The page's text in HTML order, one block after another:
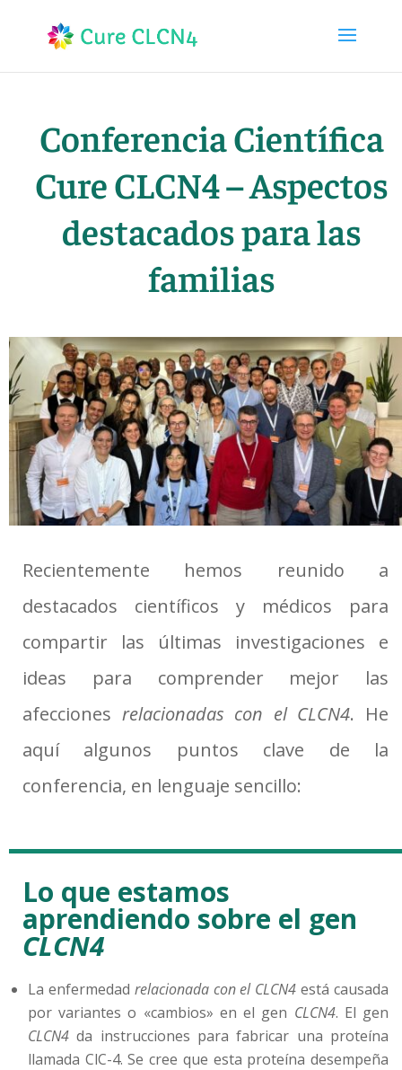
Conferencia Científica
Cure CLCN4 – Aspectos
destacados para las
familias
Recientemente hemos reunido a
destacados científicos y médicos para
compartir las últimas investigaciones e
ideas para comprender mejor las
afecciones relacionadas con el CLCN4. He
aquí algunos puntos clave de la
conferencia, en lenguaje sencillo:
Lo que estamos
aprendiendo sobre el gen
CLCN4
La enfermedad relacionada con el CLCN4 está causada
por variantes o «cambios» en el gen CLCN4. El gen
CLCN4 da instrucciones para fabricar una proteína
llamada ClC-4. Se cree que esta proteína desempeña